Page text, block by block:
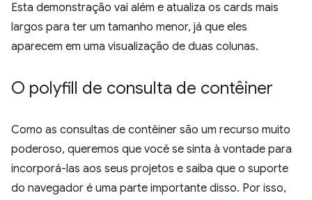
Esta demonstração vai além e atualiza os cards mais
largos para ter um tamanho menor, já que eles
aparecem em uma visualização de duas colunas.
O polyfill de consulta de contêiner
Como as consultas de contêiner são um recurso muito
poderoso, queremos que você se sinta à vontade para
incorporá-las aos seus projetos e saiba que o suporte
do navegador é uma parte importante disso. Por isso,